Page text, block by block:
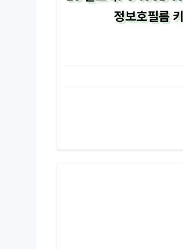
정보호필름